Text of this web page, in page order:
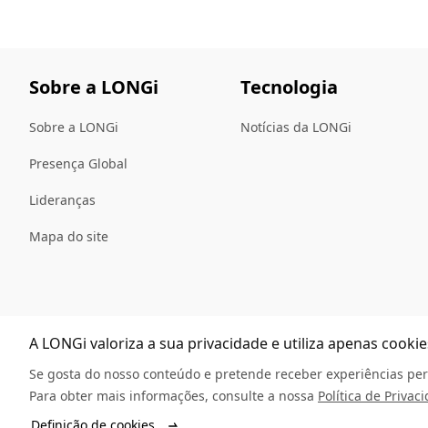
Sobre a LONGi
Sobre a LONGi
Presença Global
Lideranças
Mapa do site
Tecnologia
Notícias da LONGi
© 2025 LONGi
A LONGi valoriza a sua privacidade e utiliza apenas
Se gosta do nosso conteúdo e pretende receber experiências
Para obter mais informações, consulte a nossa Política de